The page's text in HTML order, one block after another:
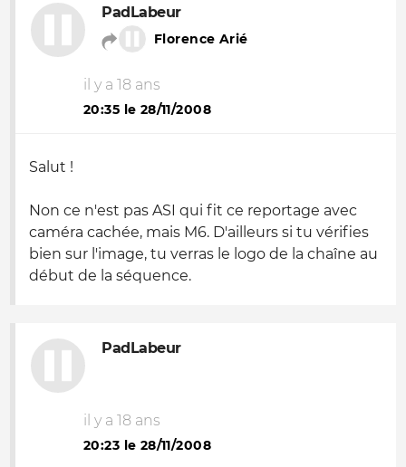
PadLabeur
Florence Arié
il y a 18 ans
20:35 le 28/11/2008
Salut !
Non ce n'est pas ASI qui fit ce reportage avec
caméra cachée, mais M6. D'ailleurs si tu vérifies
bien sur l'image, tu verras le logo de la chaîne au
début de la séquence.
PadLabeur
il y a 18 ans
20:23 le 28/11/2008